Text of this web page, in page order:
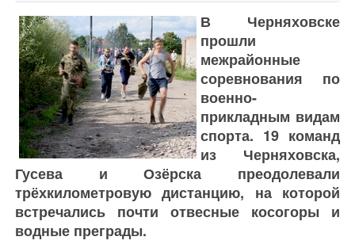
В Черняховске
прошли
межрайонные
соревнования по
военно-
прикладным видам
спорта. 19 команд
из Черняховска,
Гусева и Озёрска преодолевали
трёхкилометровую дистанцию, на которой
встречались почти отвесные косогоры и
водные преграды.